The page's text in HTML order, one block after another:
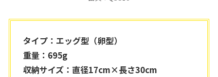
タイプ：エッグ型（卵型）
重量：695g
収納サイズ：直径17cm×長さ30cm